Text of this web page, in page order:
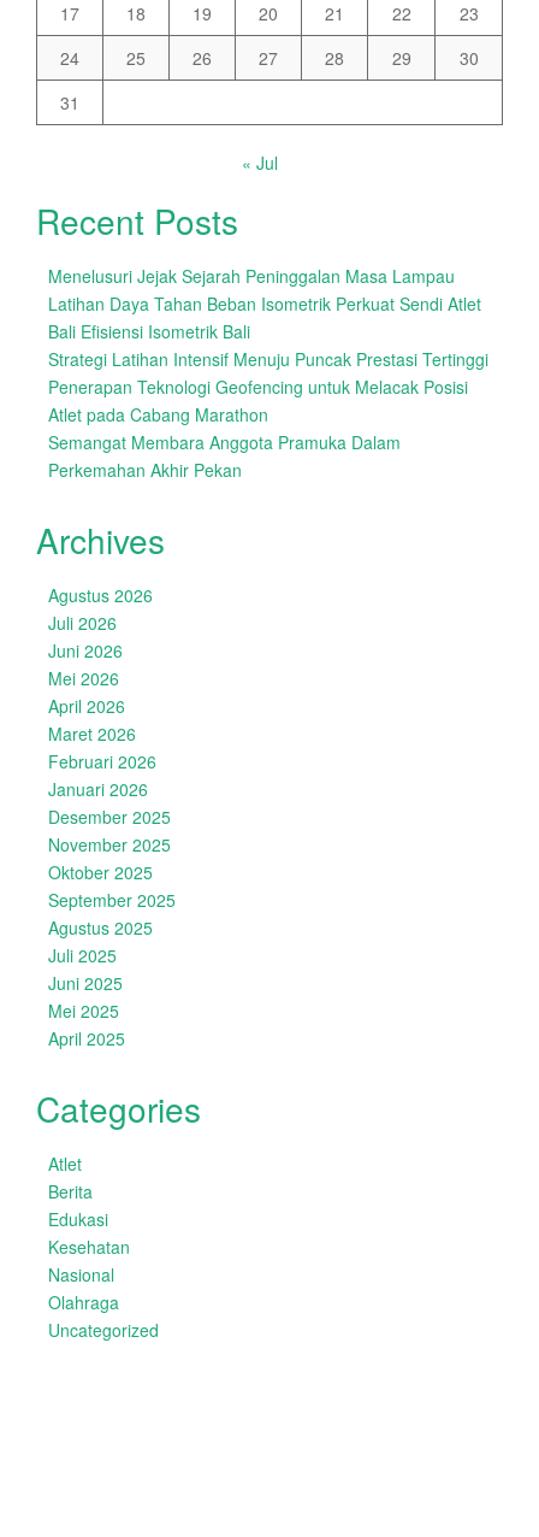
17
18 19 20 21 22
23
24
25 26 27 28 29
30
31
« Jul
Recent Posts
Menelusuri Jejak Sejarah Peninggalan Masa Lampau
Latihan Daya Tahan Beban Isometrik Perkuat Sendi Atlet
Bali Efisiensi Isometrik Bali
Strategi Latihan Intensif Menuju Puncak Prestasi Tertinggi
Penerapan Teknologi Geofencing untuk Melacak Posisi
Atlet pada Cabang Marathon
Semangat Membara Anggota Pramuka Dalam
Perkemahan Akhir Pekan
Archives
Agustus 2026
Juli 2026
Juni 2026
Mei 2026
April 2026
Maret 2026
Februari 2026
Januari 2026
Desember 2025
November 2025
Oktober 2025
September 2025
Agustus 2025
Juli 2025
Juni 2025
Mei 2025
April 2025
Categories
Atlet
Berita
Edukasi
Kesehatan
Nasional
Olahraga
Uncategorized